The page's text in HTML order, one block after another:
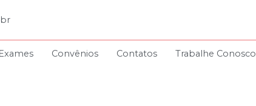
Convênios Contatos Trabalhe Conosco